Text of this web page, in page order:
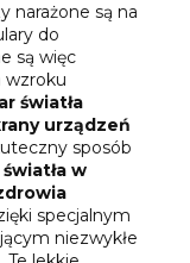
narażone są na
do
są więc
wzroku
światła
urządzeń
sposób
w
specjalnym
niezwykłe